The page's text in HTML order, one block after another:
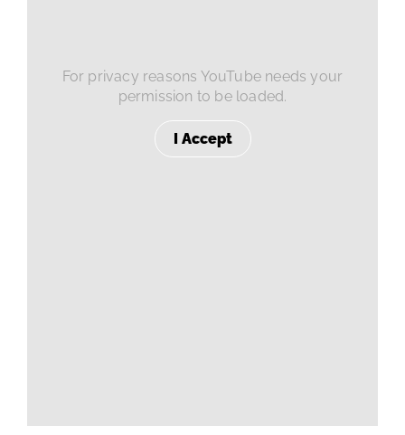
For privacy reasons YouTube needs your
permission to be loaded.
I Accept